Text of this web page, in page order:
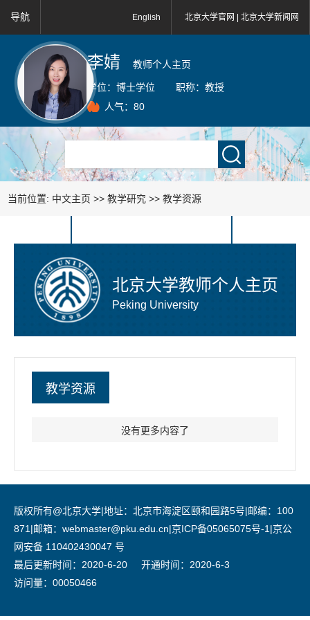
English 北京大学官网 | 北京大学新闻网
导航
李婧 教师个人主页
学位：博士学位 职称：教授
人气：80
当前位置: 中文主页 >>教学研究 >>教学资源
北京大学教师个人主页
Peking University
教学资源
没有更多内容了
版权所有@北京大学|地址：北京市海淀区颐和园路5号|邮编：100
871|邮箱：webmaster@pku.edu.cn|京ICP备05065075号-1|京公
网安备 110402430047 号
最后更新时间： 2020-6-20 开通时间： 2020-6-3
访问量： 00050466